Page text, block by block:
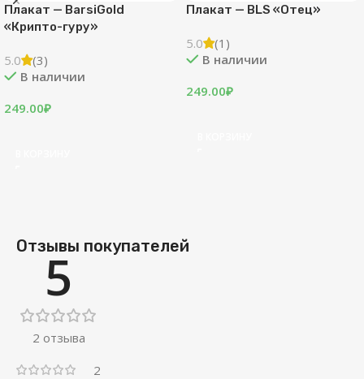
— BLS «Отец» Плакат — Diamkey
(2)
В наличии
249.00₽
Отзывы покупателей
5
2 отзыва
2